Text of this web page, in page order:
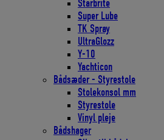
Starbrite
Super Lube
TK Spray
UltraGlozz
Y-10
Yachticon
Bådsæder - Styrestole
Stolekonsol mm
Styrestole
Vinyl pleje
Bådshager